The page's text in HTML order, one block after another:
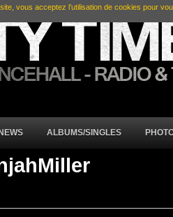
NEWS ALBUMS/SINGLES
vous acceptez l’utilisation de cookies pour